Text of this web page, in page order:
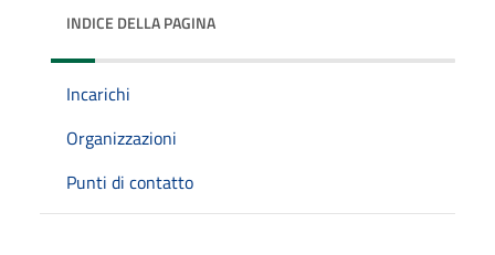
INDICE DELLA PAGINA
Incarichi
Organizzazioni
Punti di contatto